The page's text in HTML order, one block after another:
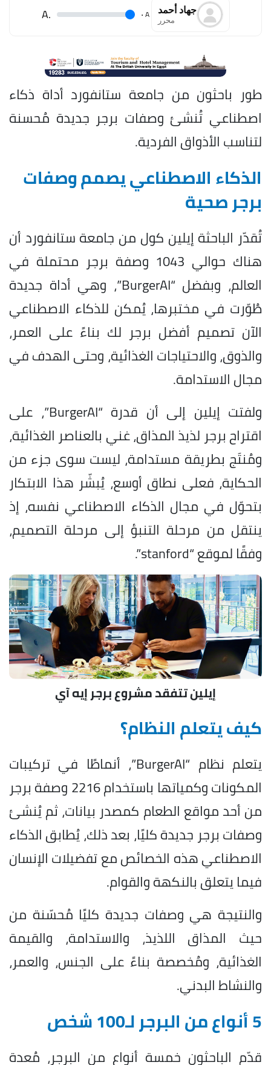
جهاد أحمد
محرر A
.
.A
طور باحثون من جامعة ستانفورد أداة ذكاء
اصطناعي تُنشئ وصفات برجر جديدة مُحسنة
لتناسب الأذواق الفردية.
الذكاء الاصطناعي يصمم وصفات
برجر صحية
تُقدّر الباحثة إيلين كول من جامعة ستانفورد أن
هناك حوالي 1043 وصفة برجر محتملة في
العالم، وبفضل “BurgerAI”، وهي أداة جديدة
طُوّرت في مختبرها، يُمكن للذكاء الاصطناعي
الآن تصميم أفضل برجر لك بناءً على العمر،
والذوق، والاحتياجات الغذائية، وحتى الهدف في
مجال الاستدامة.
ولفتت إيلين إلى أن قدرة “BurgerAI”، على
اقتراح برجر لذيذ المذاق، غني بالعناصر الغذائية،
ومُنتَج بطريقة مستدامة، ليست سوى جزء من
الحكاية، فعلى نطاق أوسع، يُبشّر هذا الابتكار
بتحوّل في مجال الذكاء الاصطناعي نفسه، إذ
ينتقل من مرحلة التنبؤ إلى مرحلة التصميم،
وفقًا لموقع “stanford”.
إيلين تتفقد مشروع برجر إيه آي
كيف يتعلم النظام؟
يتعلم نظام “BurgerAI”، أنماطًا في تركيبات
المكونات وكمياتها باستخدام 2216 وصفة برجر
من أحد مواقع الطعام كمصدر بيانات، ثم يُنشئ
وصفات برجر جديدة كليًا، بعد ذلك، يُطابق الذكاء
الاصطناعي هذه الخصائص مع تفضيلات الإنسان
فيما يتعلق بالنكهة والقوام.
والنتيجة هي وصفات جديدة كليًا مُحسّنة من
حيث المذاق اللذيذ، والاستدامة، والقيمة
الغذائية، ومُخصصة بناءً على الجنس، والعمر،
والنشاط البدني.
5 أنواع من البرجر لـ100 شخص
قدّم الباحثون خمسة أنواع من البرجر، مُعدة